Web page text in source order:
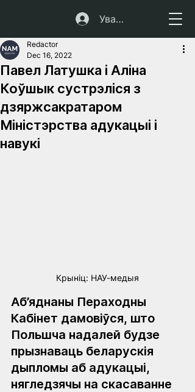
Увайсці
Павел Латушка і Аліна
Коўшык сустрэліся з
дзяржсакратаром
Міністэрства адукацыі і
навукі
Redactor
Dec 16, 2022
Крынiц: НАУ-медыя
Аб’яднаны Пераходны
Кабінет дамовіўся, што
Польшча надалей будзе
прызнаваць беларускія
дыпломы аб адукацыі,
нягледзячы на скасаванне